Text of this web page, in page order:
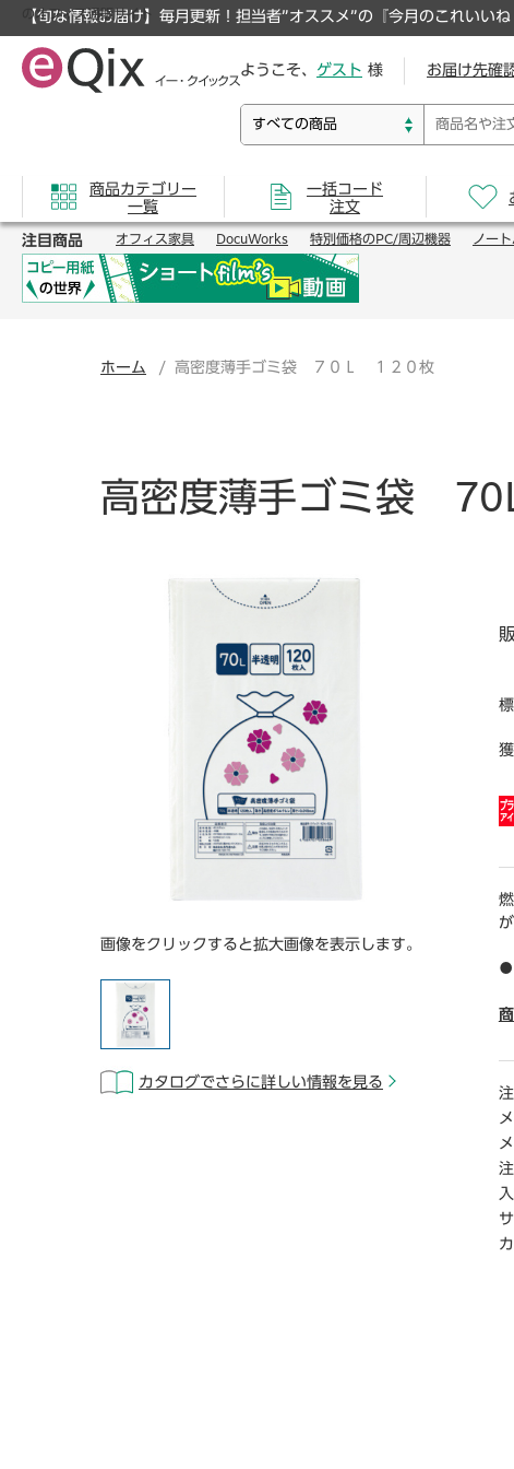
【旬な情報お届け】毎月更新！担当者”オススメ”の『今月のこれいいね
のオフィス通販サイト
ようこそ、 ゲスト 様 お届け先確
商品カテゴリー
一覧
一括コード
注文
注目商品 オフィス家具 DocuWorks 特別価格のPC/周辺機器 ノー
ホーム 高密度薄手ゴミ袋 ７０Ｌ １２０枚
高密度薄手ゴミ袋
画像をクリックすると拡大画像を表示します。
カタログでさらに詳しい情報を見る
●
●
●
●
※
※